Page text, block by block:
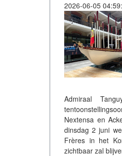
2026-06-05
Admiraal
Nextensa en
dinsdag 2 juni
Frères in het
zichtbaar zal